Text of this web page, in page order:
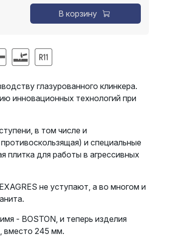
В корзину
глазурованного клинкера.
инновационных технологий при
в том числе и
и специальные
плитка для работы в агрессивных
не уступают, а во многом и
- BOSTON, и теперь изделия
вместо 245 мм.